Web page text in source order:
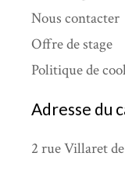
Nous contacter
Offre de stage
Politique de
Adresse du
2 rue Villaret de